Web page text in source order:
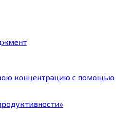
концентрацию с помощью